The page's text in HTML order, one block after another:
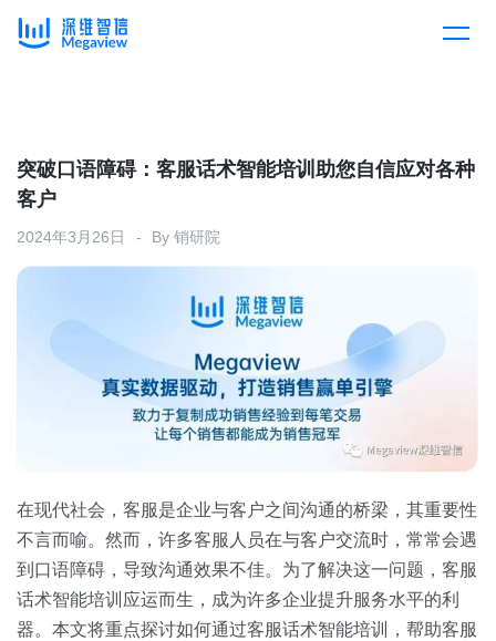
产品总览
产品集成
解决方案
按行业
教育
房地产
金融
按角色
客户案例
定价
资源中心
全部
白皮书
关于我们
预约演示
突破口语障碍：客服话术智能培训助您自信应对各种
客户
2024年3月26日 By 销研院
在现代社会，客服是企业与客户之间沟通的桥梁，其重要性
不言而喻。然而，许多客服人员在与客户交流时，常常会遇
到口语障碍，导致沟通效果不佳。为了解决这一问题，客服
话术智能培训应运而生，成为许多企业提升服务水平的利
器。本文将重点探讨如何通过客服话术智能培训，帮助客服